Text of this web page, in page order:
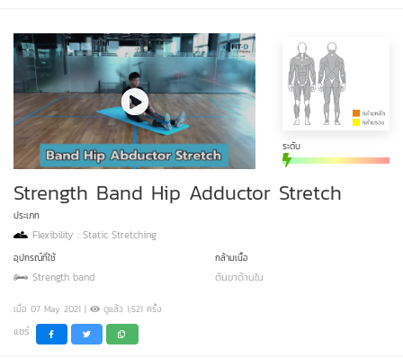
ระดับ
Strength Band Hip Adductor Stretch
ประเภท
Flexibility : Static Stretching
อุปกรณ์ที่ใช้
Strength band
กล้ามเนื้อ
ต้นขาด้านใน
เมื่อ 07 May 2021 | ดูแล้ว 1,521 ครั้ง
แชร์